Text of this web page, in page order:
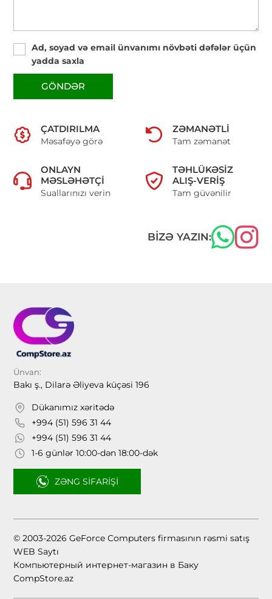
Ad, soyad və email ünvanımı növbəti dəfələr üçün
yadda saxla
GÖNDƏR
ÇATDIRILMA
Məsafəyə görə
ZƏMANƏTLI
Tam zəmanət
ONLAYN
MƏSLƏHƏTÇI
Suallarınızı verin
TƏHLÜKƏSIZ
ALIŞ-VERIŞ
Tam güvənilir
BIZƏ YAZIN:
Ünvan:
Bakı ş., Dilarə Əliyeva küçəsi 196
Dükanımız xəritədə
+994 (51) 596 31 44
+994 (51) 596 31 44
1-6 günlər 10:00-dən 18:00-dək
ZƏNG SIFARIŞI
© 2003-2026 GeForce Computers firmasının rəsmi satış
WEB Saytı
Компьютерный интернет-магазин в Баку
CompStore.az